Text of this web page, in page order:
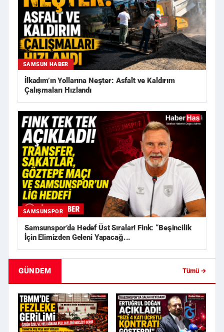
SAMSUN HABER
İlkadım’ın Yollarına Neşter: Asfalt ve Kaldırım
Çalışmaları Hızlandı
SAMSUNSPOR
Samsunspor’da Hedef Üst Sıralar! Fink: “Beşincilik
İçin Elimizden Geleni Yapacağ...
GÜNDEM Tümü →